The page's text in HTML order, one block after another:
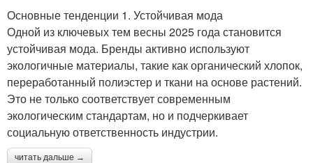
Юбка с сапогами Юбка из кожи
Основные тенденции 1. Устойчивая мода
Одной из ключевых тем весны 2025 года становится
устойчивая мода. Бренды активно используют
экологичные материалы, такие как органический хлопок,
переработанный полиэстер и ткани на основе растений.
Это не только соответствует современным
экологическим стандартам, но и подчеркивает
социальную ответственность индустрии.
читать дальше →